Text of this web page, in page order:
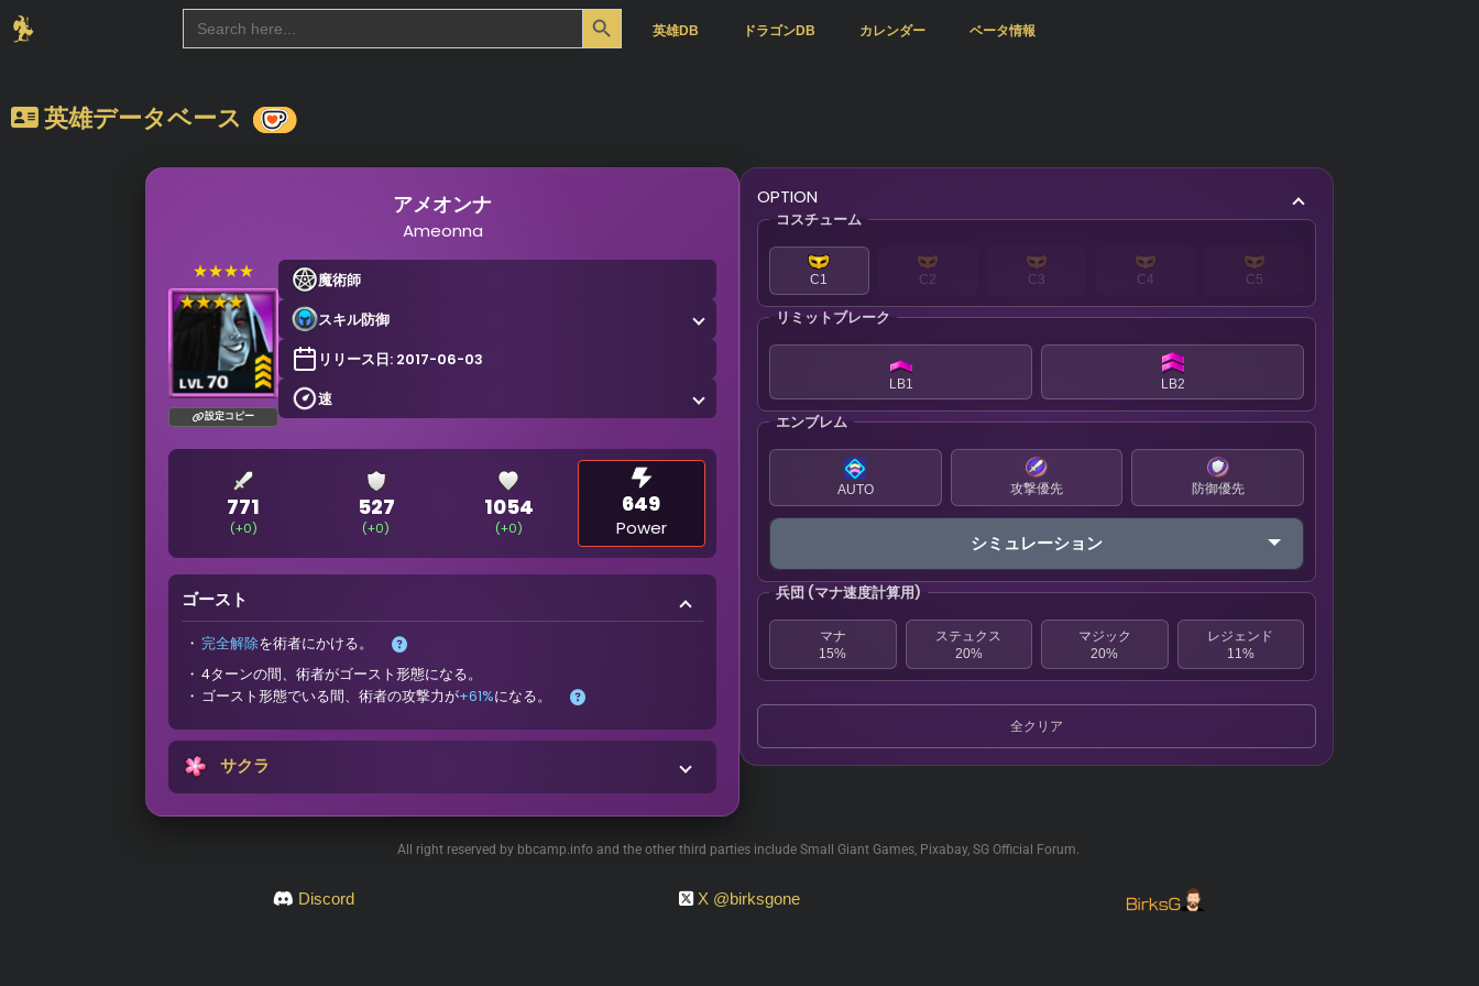
Search
for:
Search Button
英雄DB ドラゴンDB カレンダー ベータ情報
英雄データベース
アメオンナ
Ameonna
★★★★
設定コピー
魔術師
スキル防御
リリース日: 2017-06-03
速
771
(+0)
527
(+0)
1054
(+0)
649
Power
ゴースト
完全解除を術者にかける。
4ターンの間、術者がゴースト形態になる。
ゴースト形態でいる間、術者の攻撃力が+61%になる。
サクラ
OPTION
コスチューム
C1 C2 C3 C4 C5
リミットブレーク
LB1 LB2
エンブレム
AUTO 攻撃優先 防御優先
シミュレーション
兵団 (マナ速度計算用)
マナ
15%
ステュクス
20%
マジック
20%
レジェンド
11%
全クリア
All right reserved by bbcamp.info and the other third parties include Small Giant Games, Pixabay, SG Official Forum.
Discord X @birksgone